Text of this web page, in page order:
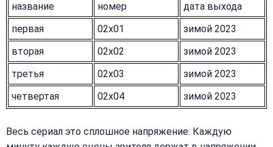
название номер
дата выхода
первая
02x01
зимой 2023
вторая
02x02
зимой 2023
третья
02x03
зимой 2023
четвертая
02x04 зимой 2023
Весь сериал это сплошное напряжение. Каждую